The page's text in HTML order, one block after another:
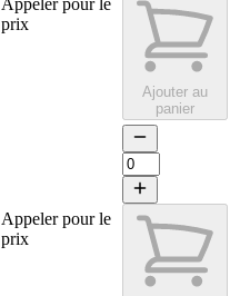
prix
Ajouter au
panier
Appeler pour le
prix